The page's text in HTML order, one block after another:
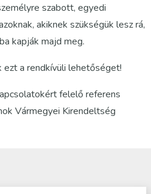
szabott, egyedi
akiknek szükségük lesz rá,
kapják majd meg.
a rendkívüli lehetőséget!
felelő referens
Vármegyei Kirendeltség